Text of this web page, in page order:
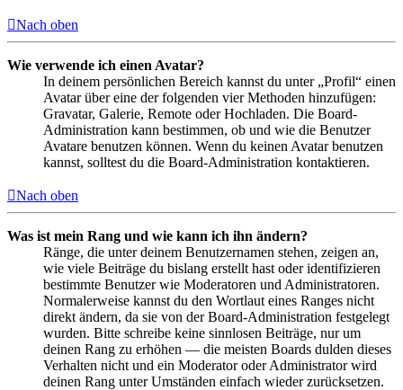
Nach oben
Wie verwende ich einen Avatar?
In deinem persönlichen Bereich kannst du unter „Profil“ einen
Avatar über eine der folgenden vier Methoden hinzufügen:
Gravatar, Galerie, Remote oder Hochladen. Die Board-
Administration kann bestimmen, ob und wie die Benutzer
Avatare benutzen können. Wenn du keinen Avatar benutzen
kannst, solltest du die Board-Administration kontaktieren.
Nach oben
Was ist mein Rang und wie kann ich ihn ändern?
Ränge, die unter deinem Benutzernamen stehen, zeigen an,
wie viele Beiträge du bislang erstellt hast oder identifizieren
bestimmte Benutzer wie Moderatoren und Administratoren.
Normalerweise kannst du den Wortlaut eines Ranges nicht
direkt ändern, da sie von der Board-Administration festgelegt
wurden. Bitte schreibe keine sinnlosen Beiträge, nur um
deinen Rang zu erhöhen — die meisten Boards dulden dieses
Verhalten nicht und ein Moderator oder Administrator wird
deinen Rang unter Umständen einfach wieder zurücksetzen.